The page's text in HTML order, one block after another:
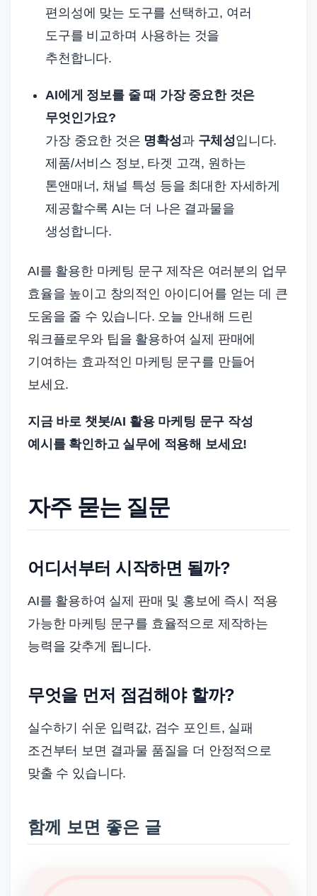
편의성에 맞는 도구를 선택하고, 여러
도구를 비교하며 사용하는 것을
추천합니다.
AI에게 정보를 줄 때 가장 중요한 것은
무엇인가요?
가장 중요한 것은 명확성과 구체성입니다.
제품/서비스 정보, 타겟 고객, 원하는
톤앤매너, 채널 특성 등을 최대한 자세하게
제공할수록 AI는 더 나은 결과물을
생성합니다.
AI를 활용한 마케팅 문구 제작은 여러분의 업무
효율을 높이고 창의적인 아이디어를 얻는 데 큰
도움을 줄 수 있습니다. 오늘 안내해 드린
워크플로우와 팁을 활용하여 실제 판매에
기여하는 효과적인 마케팅 문구를 만들어
보세요.
지금 바로 챗봇/AI 활용 마케팅 문구 작성
예시를 확인하고 실무에 적용해 보세요!
자주 묻는 질문
어디서부터 시작하면 될까?
AI를 활용하여 실제 판매 및 홍보에 즉시 적용
가능한 마케팅 문구를 효율적으로 제작하는
능력을 갖추게 됩니다.
무엇을 먼저 점검해야 할까?
실수하기 쉬운 입력값, 검수 포인트, 실패
조건부터 보면 결과물 품질을 더 안정적으로
맞출 수 있습니다.
함께 보면 좋은 글